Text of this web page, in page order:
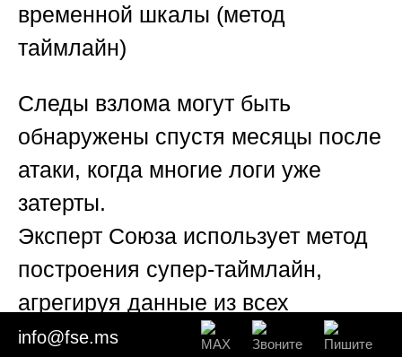
временной шкалы (метод
таймлайн)
Следы взлома могут быть
обнаружены спустя месяцы после
атаки, когда многие логи уже
затерты.
Эксперт Союза использует метод
построения супер-таймлайн,
агрегируя данные из всех
доступных источников: NTFS-
info@fse.ms